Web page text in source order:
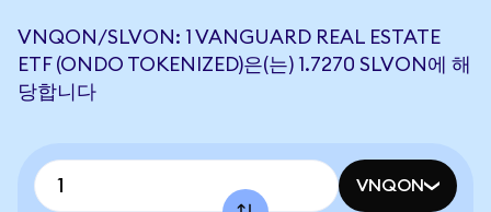
VNQON/SLVON: 1 VANGUARD REAL ESTATE
ETF (ONDO TOKENIZED)은(는) 1.7270 SLVON에 해
당합니다
VNQON